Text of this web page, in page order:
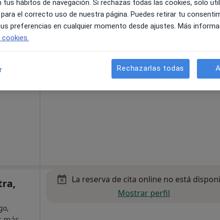
Mostrar perfil
La reserva de cita online no está
Mostrar perfil
tus hábitos de navegación. Si rechazas todas las cookies, solo
el correcto uso de nuestra página. Puedes retirar tu
preferencias en cualquier momento desde ajustes. Más
Rechazarlas todas